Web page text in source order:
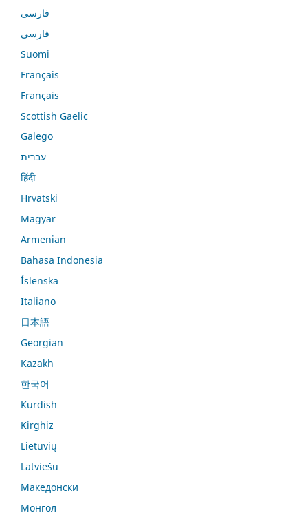
فارسی
فارسی
Suomi
Français
Français
Scottish Gaelic
Galego
עברית
हिंदी
Hrvatski
Magyar
Armenian
Bahasa Indonesia
Íslenska
Italiano
日本語
Georgian
Kazakh
한국어
Kurdish
Kirghiz
Lietuvių
Latviešu
Македонски
Монгол